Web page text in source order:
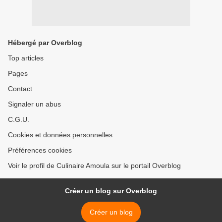
Hébergé par Overblog
Top articles
Pages
Contact
Signaler un abus
C.G.U.
Cookies et données personnelles
Préférences cookies
Voir le profil de Culinaire Amoula sur le portail Overblog
Créer un blog sur Overblog
Créer un blog